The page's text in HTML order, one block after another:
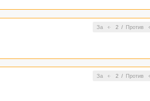
За 2/ Против
За 2/ Против